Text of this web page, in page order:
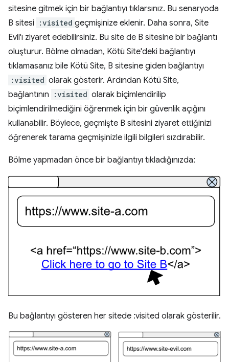
sitesine gitmek için bir bağlantıyı tıklarsınız. Bu senaryoda
B sitesi
:visited geçmişinize eklenir. Daha sonra, Site
Evil'ı ziyaret edebilirsiniz. Bu site de B sitesine bir bağlantı
oluşturur. Bölme olmadan, Kötü Site'deki bağlantıyı
tıklamasanız bile Kötü Site, B sitesine giden bağlantıyı
:visited olarak gösterir. Ardından Kötü Site,
bağlantının
:visited olarak biçimlendirilip
biçimlendirilmediğini öğrenmek için bir güvenlik açığını
kullanabilir. Böylece, geçmişte B sitesini ziyaret ettiğinizi
öğrenerek tarama geçmişinizle ilgili bilgileri sızdırabilir.
Bölme yapmadan önce bir bağlantıyı tıkladığınızda:
Bu bağlantıyı gösteren her sitede :visited olarak gösterilir.